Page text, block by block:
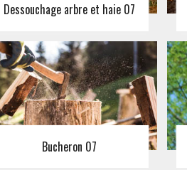
Dessouchage arbre et haie 07
Bucheron 07